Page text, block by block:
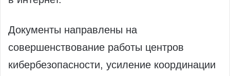
Документы направлены на
совершенствование работы центров
кибербезопасности, усиление координации